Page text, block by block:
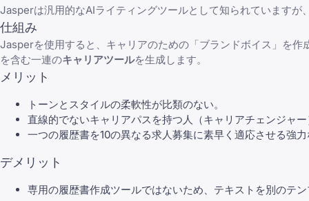
Jasperは汎用的なAIライティングツールとして知られています
仕組み
Jasperを使用すると、キャリアのための「ブランドボイス」を
を含む一連のキャリアツールを生成します。
メリット
トーンとスタイルの柔軟性が比類のない。
直線的でないキャリアパス を持つ人（キャリアチェンジャ
一つの履歴書を10の異なる求人募集に素早く適応させる強
デメリット
専用の履歴書作成ツールではないため、テキストを別のテ